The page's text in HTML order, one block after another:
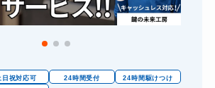
日祝対応可 24時間受付
24時間駆けつけ